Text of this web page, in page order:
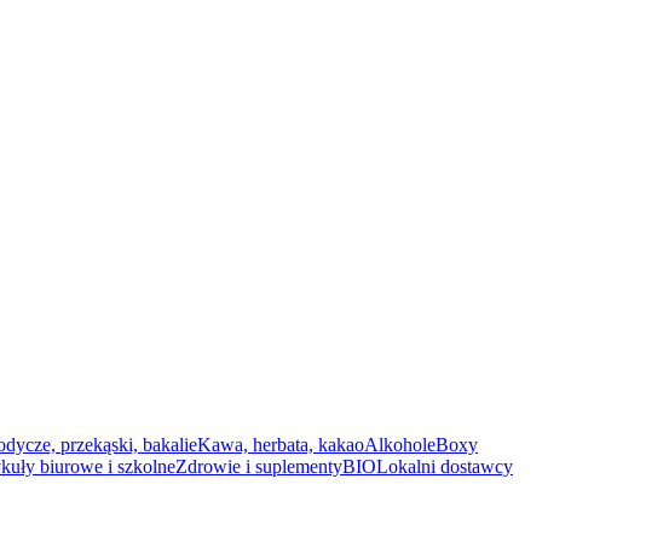
przekąski, bakalieKawa, herbata, kakaoAlkoholeBoxy
biurowe i szkolneZdrowie i suplementyBIOLokalni dostawcy